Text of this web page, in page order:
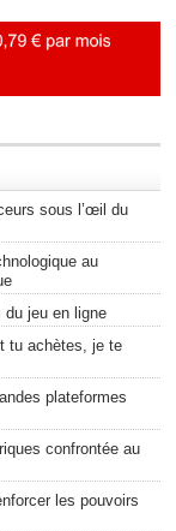
sous l’œil du
au
jeu en ligne
tu achètes, je te
plateformes
confrontée au
les pouvoirs